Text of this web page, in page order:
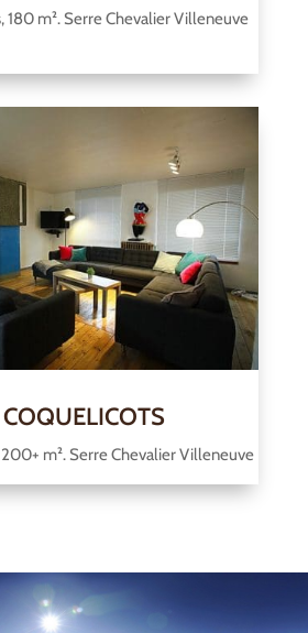
180 m². Serre Chevalier Villeneuve
COQUELICOTS
m². Serre Chevalier Villeneuve